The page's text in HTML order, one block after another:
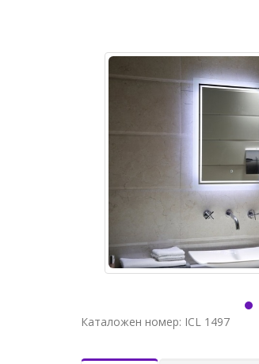
Каталожен номер: ICL 1497